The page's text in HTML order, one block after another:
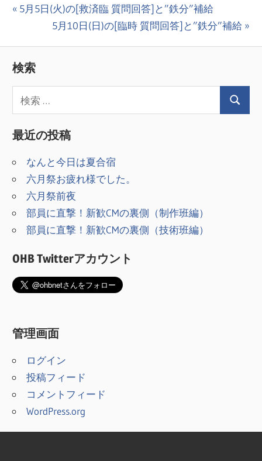
投
ナ
ビ
ゲ
ー
シ
ョ
ン
前
稿:
5月5日(火)の[救済臨 質問回答]と”鉄分”補給
次
5月10日(日)の[臨時 質問回答]と”鉄分”補給
検索
最近の投稿
なんと今日は夏合宿
六月祭お疲れ様でした。
六月祭前夜
部員に直撃！新歓CMの裏側（制作班編）
部員に直撃！新歓CMの裏側（技術班編）
OHB Twitterアカウント
管理画面
ログイン
投稿フィード
コメントフィード
WordPress.org